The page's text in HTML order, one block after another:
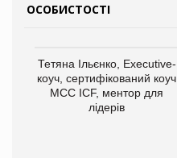
ОСОБИСТОСТІ
Тетяна Ільєнко, Executive-
коуч, сертифікований коуч
МСС ICF, ментор для
лідерів